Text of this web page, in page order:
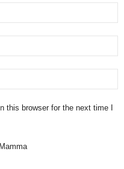
this browser for the next time I